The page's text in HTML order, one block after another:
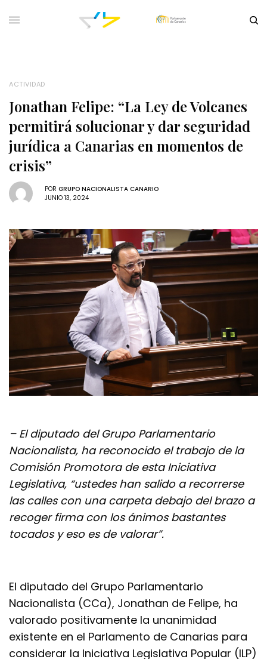
ACTIVIDAD
Jonathan Felipe: “La Ley de Volcanes
permitirá solucionar y dar seguridad
jurídica a Canarias en momentos de
crisis”
POR GRUPO NACIONALISTA CANARIO
JUNIO 13, 2024
– El diputado del Grupo Parlamentario
Nacionalista, ha reconocido el trabajo de la
Comisión Promotora de esta Iniciativa
Legislativa, “ustedes han salido a recorrerse
las calles con una carpeta debajo del brazo a
recoger firma con los ánimos bastantes
tocados y eso es de valorar”.
El diputado del Grupo Parlamentario
Nacionalista (CCa), Jonathan de Felipe, ha
valorado positivamente la unanimidad
existente en el Parlamento de Canarias para
considerar la Iniciativa Legislativa Popular (ILP)